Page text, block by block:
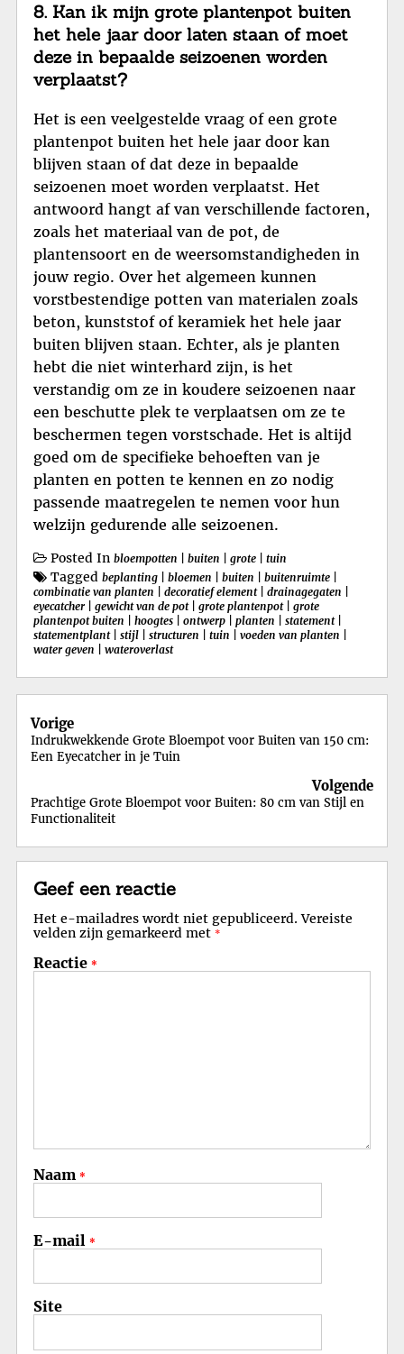
8. Kan ik mijn grote plantenpot buiten
het hele jaar door laten staan of moet
deze in bepaalde seizoenen worden
verplaatst?
Het is een veelgestelde vraag of een grote
plantenpot buiten het hele jaar door kan
blijven staan of dat deze in bepaalde
seizoenen moet worden verplaatst. Het
antwoord hangt af van verschillende factoren,
zoals het materiaal van de pot, de
plantensoort en de weersomstandigheden in
jouw regio. Over het algemeen kunnen
vorstbestendige potten van materialen zoals
beton, kunststof of keramiek het hele jaar
buiten blijven staan. Echter, als je planten
hebt die niet winterhard zijn, is het
verstandig om ze in koudere seizoenen naar
een beschutte plek te verplaatsen om ze te
beschermen tegen vorstschade. Het is altijd
goed om de specifieke behoeften van je
planten en potten te kennen en zo nodig
passende maatregelen te nemen voor hun
welzijn gedurende alle seizoenen.
Posted In bloempotten buiten grote tuin
Tagged beplanting bloemen buiten buitenruimte
combinatie van planten
decoratief element| drainagegaten
eyecatcher
gewicht van de pot| grote plantenpot| grote
plantenpot buiten
hoogtes ontwerp planten statement|
statementplant| stijl structuren tuin voeden van planten
water geven
wateroverlast
Berichtnavigatie
Vorige
Indrukwekkende Grote Bloempot voor Buiten van 150 cm:
Een Eyecatcher in je Tuin
Volgende
Prachtige Grote Bloempot voor Buiten: 80 cm van Stijl en
Functionaliteit
Geef een reactie
Het e-mailadres wordt niet gepubliceerd. Vereiste
velden zijn gemarkeerd met *
Reactie *
Naam *
E-mail *
Site